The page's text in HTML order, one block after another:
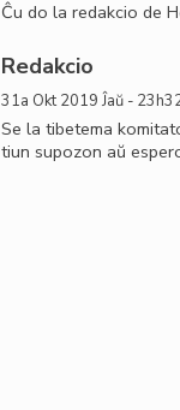
Ĉu do la redakcio de
Redakcio
31a Okt 2019 Ĵaŭ -
Se la tibetema
tiun supozon aŭ